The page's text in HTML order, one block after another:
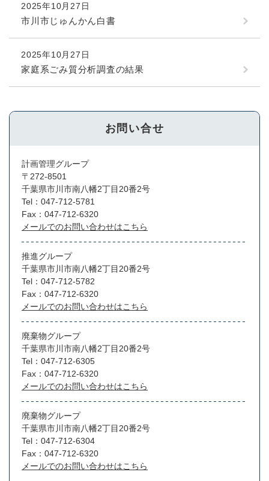
2025年10月27日
市川市じゅんかん白書
2025年10月27日
家庭系ごみ質分析調査の結果
お問い合せ
計画管理グループ
〒272-8501
千葉県市川市南八幡2丁目20番2号
Tel：047-712-5781
Fax：047-712-6320
メールでのお問い合わせはこちら
推進グループ
千葉県市川市南八幡2丁目20番2号
Tel：047-712-5782
Fax：047-712-6320
メールでのお問い合わせはこちら
廃棄物グループ
千葉県市川市南八幡2丁目20番2号
Tel：047-712-6305
Fax：047-712-6320
メールでのお問い合わせはこちら
廃棄物グループ
千葉県市川市南八幡2丁目20番2号
Tel：047-712-6304
Fax：047-712-6320
メールでのお問い合わせはこちら